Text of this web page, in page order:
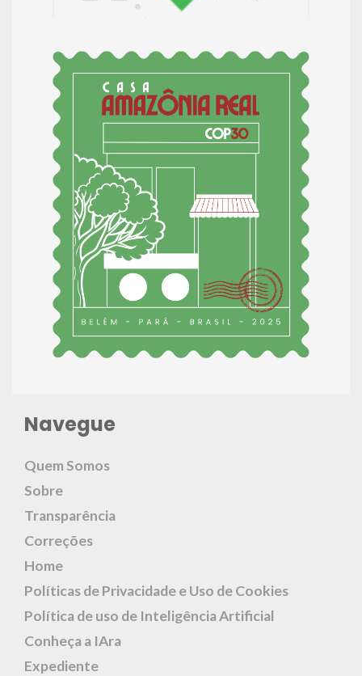
Navegue
Quem Somos
Sobre
Transparência
Correções
Home
Políticas de Privacidade e Uso de Cookies
Política de uso de Inteligência Artificial
Conheça a IAra
Expediente